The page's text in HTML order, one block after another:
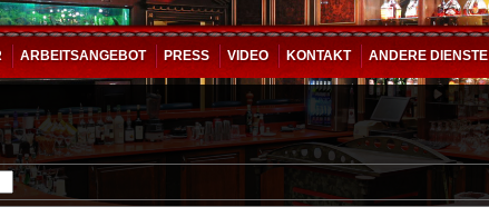
ARBEITSANGEBOT PRESS VIDEO KONTAKT ANDERE DIENSTE